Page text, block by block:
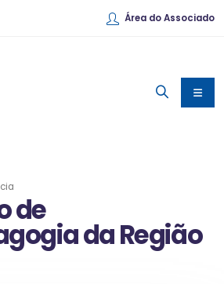
Área do Associado
de
da Região